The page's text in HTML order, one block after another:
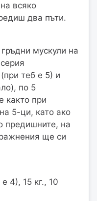
всяко
два пъти.
мускули на
теб е 5) и
по 5
както при
5-ци, като ако
предишните, на
ще си
4), 15 кг., 10